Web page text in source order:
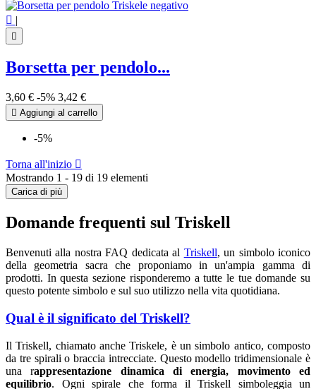
 |

Borsetta per pendolo...
3,60 € -5% 3,42 €
 Aggiungi al carrello
-5%
Torna all'inizio 
Mostrando 1 - 19 di 19 elementi
Carica di più
Domande frequenti sul Triskell
Benvenuti alla nostra FAQ dedicata al Triskell, un simbolo iconico
della geometria sacra che proponiamo in un'ampia gamma di
prodotti. In questa sezione risponderemo a tutte le tue domande su
questo potente simbolo e sul suo utilizzo nella vita quotidiana.
Qual è il significato del Triskell?
Il Triskell, chiamato anche Triskele, è un simbolo antico, composto
da tre spirali o braccia intrecciate. Questo modello tridimensionale è
una rappresentazione dinamica di energia, movimento ed
equilibrio. Ogni spirale che forma il Triskell simboleggia un